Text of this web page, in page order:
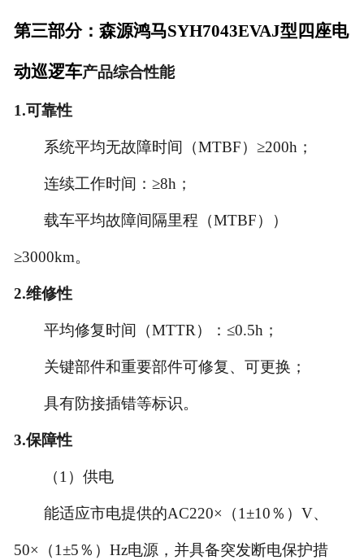
第三部分：森源鸿马SYH7043EVAJ型四座电
动巡逻车产品综合性能
1.可靠性
系统平均无故障时间（MTBF）≥200h；
连续工作时间：≥8h；
载车平均故障间隔里程（MTBF））
≥3000km。
2.维修性
平均修复时间（MTTR）：≤0.5h；
关键部件和重要部件可修复、可更换；
具有防接插错等标识。
3.保障性
（1）供电
能适应市电提供的AC220×（1±10％）V、
50×（1±5％）Hz电源，并具备突发断电保护措